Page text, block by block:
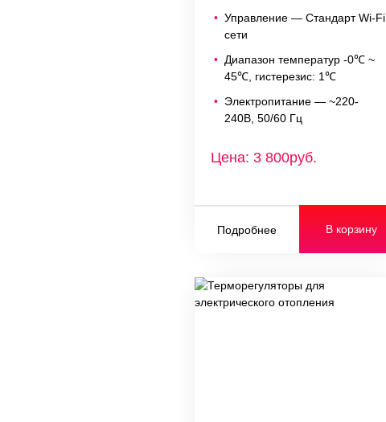
Управление — Стандарт Wi-Fi
сети
Диапазон температур -0℃ ~
45℃, гистерезис: 1℃
Электропитание — ~220-
240В, 50/60 Гц
Цена: 3 800руб.
Подробнее В корзину